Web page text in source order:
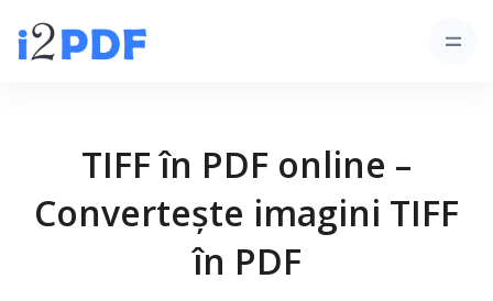
TIFF în PDF online –
Convertește imagini TIFF
în PDF